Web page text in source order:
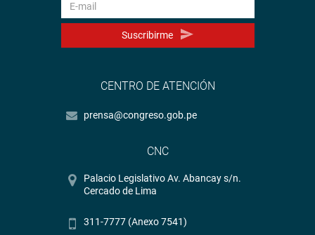
Suscribirme
CENTRO DE ATENCIÓN
prensa@congreso.gob.pe
CNC
Palacio Legislativo Av. Abancay s/n.
Cercado de Lima
311-7777 (Anexo 7541)